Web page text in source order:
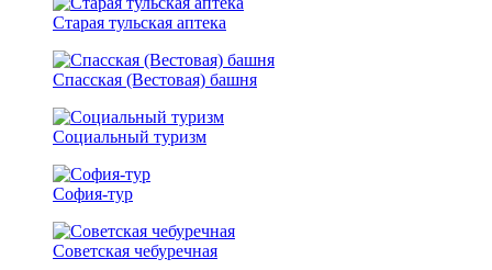
Старая тульская аптека
Спасская (Вестовая) башня
Социальный туризм
София-тур
Советская чебуречная